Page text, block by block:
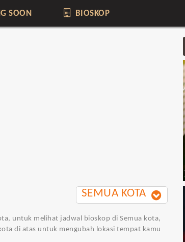
SOON BIOSKOP
SEMUA KOTA
untuk melihat jadwal bioskop di Semua kota,
di atas untuk mengubah lokasi tempat kamu